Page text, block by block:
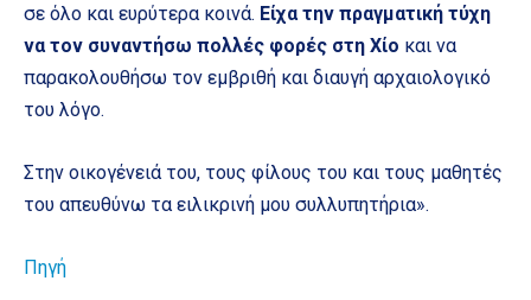
σε όλο και ευρύτερα κοινά. Είχα την πραγματική τύχη
να τον συναντήσω πολλές φορές στη Χίο και να
παρακολουθήσω τον εμβριθή και διαυγή αρχαιολογικό
του λόγο.
Στην οικογένειά του, τους φίλους του και τους μαθητές
του απευθύνω τα ειλικρινή μου συλλυπητήρια».
Πηγή